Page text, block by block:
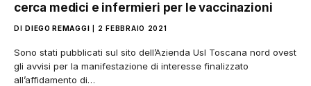
cerca medici e infermieri per le vaccinazioni
DI DIEGO REMAGGI 2 FEBBRAIO 2021
Sono stati pubblicati sul sito dell’Azienda Usl Toscana nord ovest
gli avvisi per la manifestazione di interesse finalizzato
all’affidamento di…